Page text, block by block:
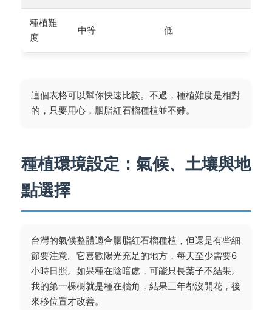
種植難
度
中等 低
這個表格可以幫你快速比較。不過，種植難度是相對
的，只要用心，胭脂紅石榴種植並不難。
種植環境設定：氣候、土壤與地
點選擇
台灣的氣候整體適合胭脂紅石榴種植，但還是有些細
節要注意。它喜歡陽光充足的地方，每天至少需要6
小時日照。如果種在陰暗處，可能只長葉子不結果。
我的第一棵樹就是種在牆角，結果三年都沒開花，後
來移位置才改善。